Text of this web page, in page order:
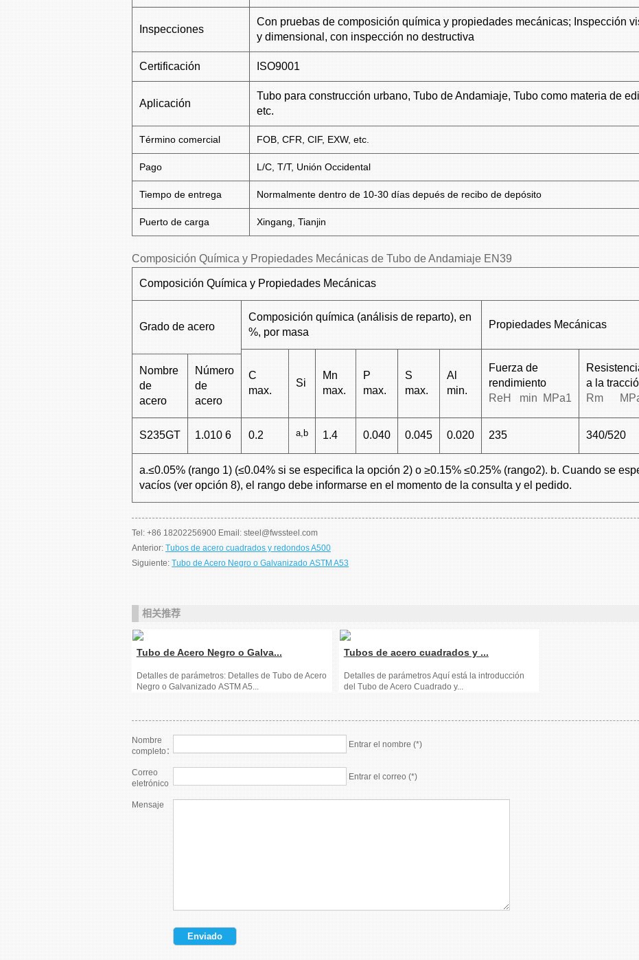
Inspecciones
Con pruebas de composición química y propiedades mecánicas; Inspección
y dimensional, con inspección no destructiva
Certificación ISO9001
Aplicación
Tubo para construcción urbano, Tubo de Andamiaje, Tubo como materia de
etc.
Término comercial FOB, CFR, CIF, EXW, etc.
Pago L/C, T/T, Unión Occidental
Tiempo de entrega Normalmente dentro de 10-30 días depués de recibo de depósito
Puerto de carga Xingang, Tianjin
Composición Química y Propiedades Mecánicas de Tubo de Andamiaje EN39
Composición Química y Propiedades Mecánicas
Grado de acero
Composición química (análisis de reparto), en
%, por masa
Propiedades Mecánicas
C
max.
Si
Mn
max.
P
max.
S
max.
Al
min.
Fuerza de
rendimiento
ReH min MPa1
a la
Rm
Nombre
de
acero
Número
de
acero
S235GT 1.010 6 0.2 a,b 1.4 0.040 0.045 0.020 235 340/520
a.≤0.05% (rango 1) (≤0.04% si se especifica la opción 2) o ≥0.15% ≤0.25% (rango2). b. Cuando se
vacíos (ver opción 8), el rango debe informarse en el momento de la consulta y el pedido.
Tel: +86 18202256900 Email: steel@fwssteel.com
Anterior:Tubos de acero cuadrados y redondos A500
Siguiente:Tubo de Acero Negro o Galvanizado ASTM A53
相关推荐
Tubo de Acero Negro o Galva...
Detalles de parámetros: Detalles de Tubo de Acero
Negro o Galvanizado ASTM A5...
Tubos de acero cuadrados y ...
Detalles de parámetros Aquí está la introducción
del Tubo de Acero Cuadrado y...
Nombre
completo：
Entrar el nombre (*)
Correo
eletrónico
Entrar el correo (*)
Mensaje